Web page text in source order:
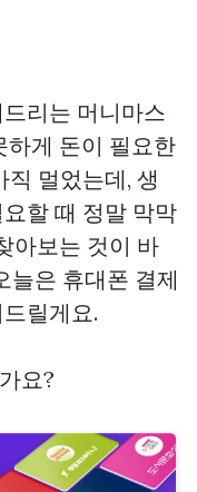
리는 머니마스
하게 돈이 필요한
멀었는데, 생
할 때 정말 막막
아보는 것이 바
늘은 휴대폰 결제
릴게요.
요?